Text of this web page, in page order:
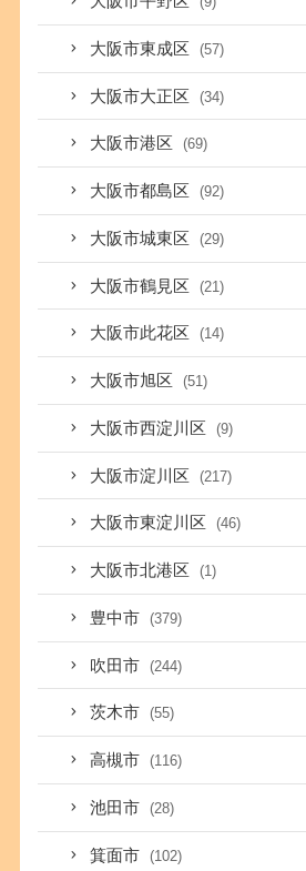
大阪市東成区 (57)
大阪市大正区 (34)
大阪市港区 (69)
大阪市都島区 (92)
大阪市城東区 (29)
大阪市鶴見区 (21)
大阪市此花区 (14)
大阪市旭区 (51)
大阪市西淀川区 (9)
大阪市淀川区 (217)
大阪市東淀川区 (46)
大阪市北港区 (1)
豊中市 (379)
吹田市 (244)
茨木市 (55)
高槻市 (116)
池田市 (28)
箕面市 (102)